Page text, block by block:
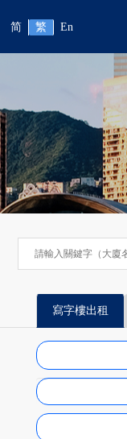
简 繁 En
寫字樓出租